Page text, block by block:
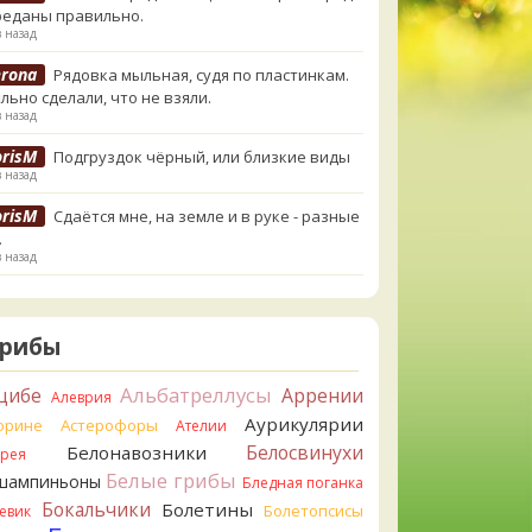
правильно.
назад
Рядовка мыльная, судя по пластинкам.
сделали, что не взяли.
назад
Подгруздок чёрный, или близкие виды
назад
Сдаётся мне, на земле и в руке - разные
назад
Вони не было, но вода и гриб при варке
желтеть. Выкинул. Большое спасибо.
назад
назад
Да. Но они не все безоговорочно
назад
В следующий раз вырвите его
Алеврия Альбатреллусы Аррении
Астерофоры Ателии Аурикулярии
Белонавозники Белосвинухи
Белые грибы Бледная поганка
Бокальчики Болетины Болетопсисы